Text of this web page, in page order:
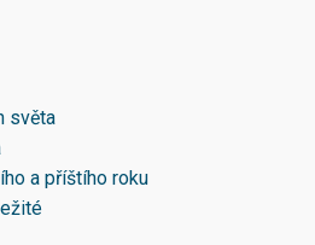
světa
a příštího roku